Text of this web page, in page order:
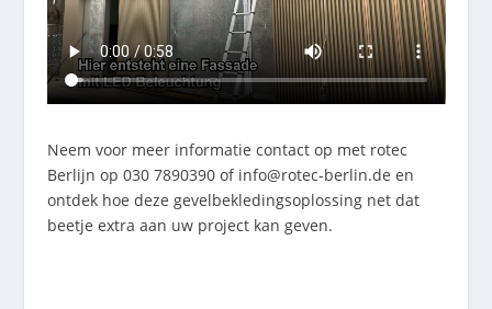
Neem voor meer informatie contact op met rotec
Berlijn op 030 7890390 of info@rotec-berlin.de en
ontdek hoe deze gevelbekledingsoplossing net dat
beetje extra aan uw project kan geven.